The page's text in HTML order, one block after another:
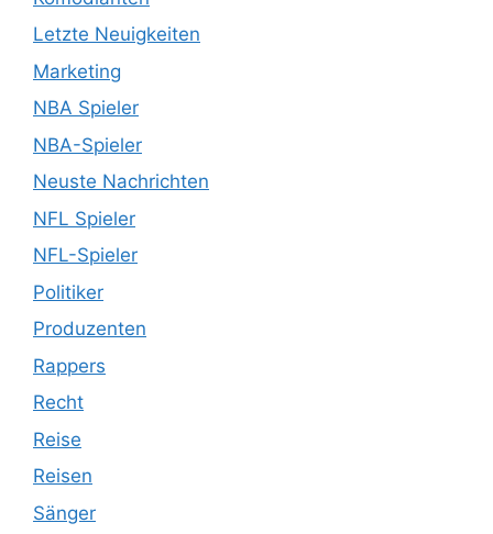
Letzte Neuigkeiten
Marketing
NBA Spieler
NBA-Spieler
Neuste Nachrichten
NFL Spieler
NFL-Spieler
Politiker
Produzenten
Rappers
Recht
Reise
Reisen
Sänger